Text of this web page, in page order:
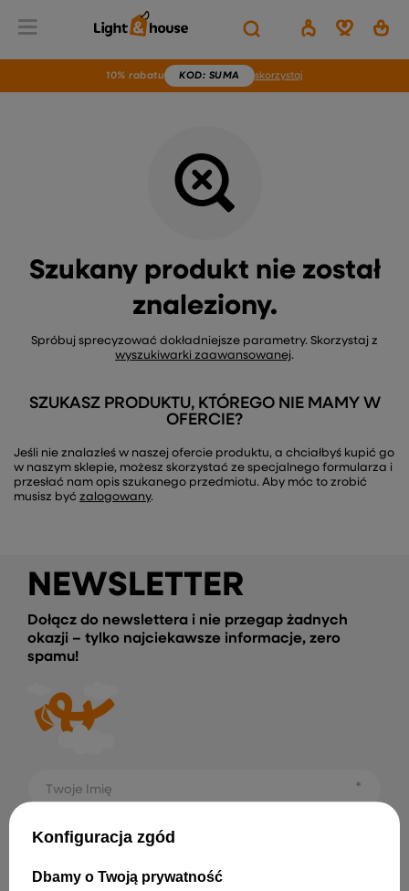
10% rabatu KOD: SUMA skorzystaj
Home Brak produktu
Szukany produkt nie został
znaleziony.
Spróbuj sprecyzować dokładniejsze parametry. Skorzystaj z
wyszukiwarki zaawansowanej.
SZUKASZ PRODUKTU, KTÓREGO NIE MAMY W
OFERCIE?
Jeśli nie znalazłeś w naszej ofercie produktu, a chciałbyś kupić go
w naszym sklepie, możesz skorzystać ze specjalnego formularza i
przesłać nam opis szukanego przedmiotu. Aby móc to zrobić
musisz być zalogowany.
NEWSLETTER
Dołącz do newslettera i nie przegap żadnych
okazji – tylko najciekawsze informacje, zero
spamu!
Twoje Imię
Twój email
osobowych (adres e-mail) na potrzeby wysyłki
Konfiguracja zgód
Dbamy o Twoją prywatność